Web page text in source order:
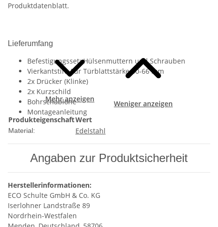
Produktdatenblatt.
Lieferumfang
Befestigungsset: Hülsenmuttern und Schrauben
Vierkantstift: Für Türblattstärke 40-66 mm
2x Drücker (Klinke)
2x Kurzschild
Bohrschablone
Montageanleitung
Mehr anzeigen
Weniger anzeigen
ProdukteigenschaftWert
Material: Edelstahl
Angaben zur Produktsicherheit
Herstellerinformationen:
ECO Schulte GmbH & Co. KG
Iserlohner Landstraße 89
Nordrhein-Westfalen